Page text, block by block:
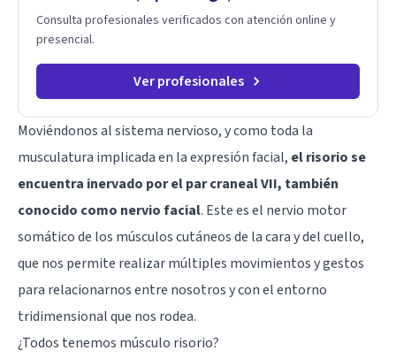
Consulta profesionales verificados con atención online y
presencial.
Ver profesionales
Moviéndonos al sistema nervioso, y como toda la
musculatura implicada en la expresión facial, el risorio se
encuentra inervado por el par craneal VII, también
conocido como nervio facial. Este es el nervio motor
somático de los músculos cutáneos de la cara y del cuello,
que nos permite realizar múltiples movimientos y gestos
para relacionarnos entre nosotros y con el entorno
tridimensional que nos rodea.
¿Todos tenemos músculo risorio?